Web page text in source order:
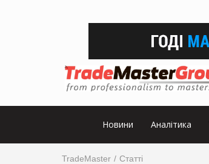
Новини Аналітика
TradeMaster Статті